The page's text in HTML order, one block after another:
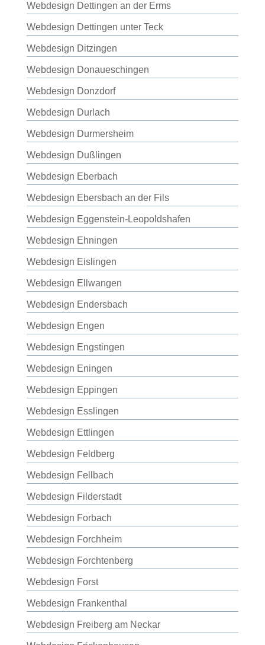
Webdesign Dettingen an der Erms
Webdesign Dettingen unter Teck
Webdesign Ditzingen
Webdesign Donaueschingen
Webdesign Donzdorf
Webdesign Durlach
Webdesign Durmersheim
Webdesign Dußlingen
Webdesign Eberbach
Webdesign Ebersbach an der Fils
Webdesign Eggenstein-Leopoldshafen
Webdesign Ehningen
Webdesign Eislingen
Webdesign Ellwangen
Webdesign Endersbach
Webdesign Engen
Webdesign Engstingen
Webdesign Eningen
Webdesign Eppingen
Webdesign Esslingen
Webdesign Ettlingen
Webdesign Feldberg
Webdesign Fellbach
Webdesign Filderstadt
Webdesign Forbach
Webdesign Forchheim
Webdesign Forchtenberg
Webdesign Forst
Webdesign Frankenthal
Webdesign Freiberg am Neckar